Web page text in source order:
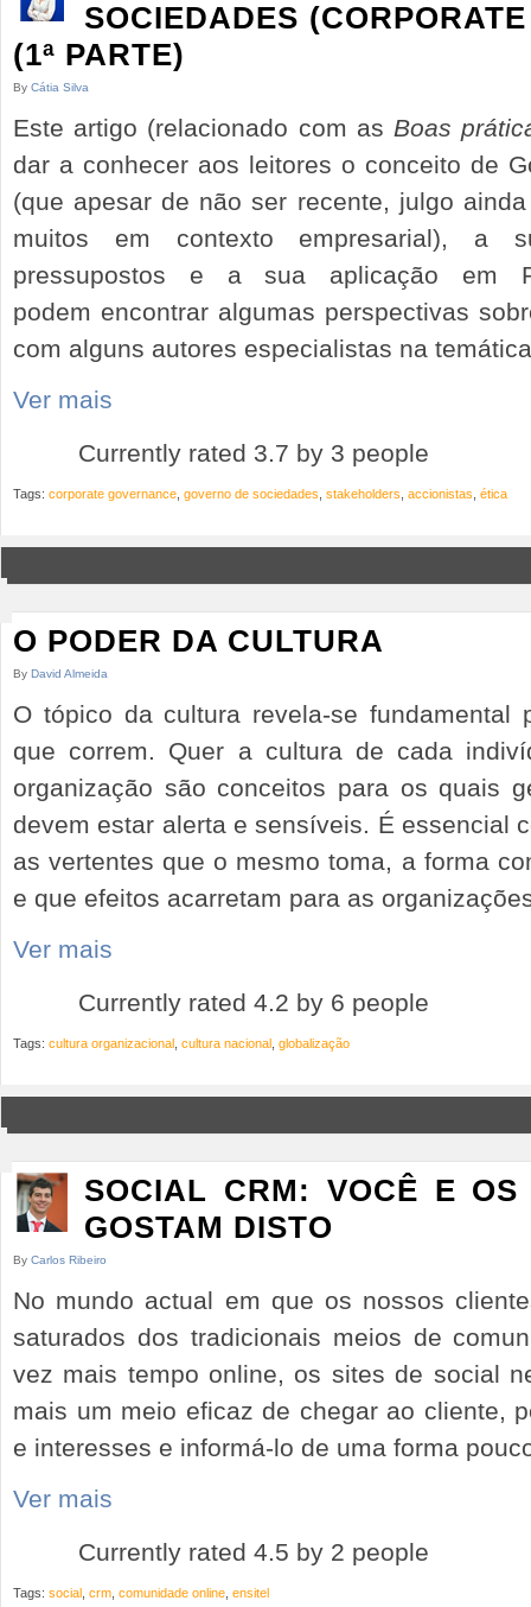
SOCIEDADES
(1ª PARTE)
By Cátia Silva
Este artigo (relacionado com as Boas
dar a conhecer aos leitores o conceito de
(que apesar de não ser recente, julgo
muitos em contexto empresarial), a
pressupostos e a sua aplicação em
podem encontrar algumas perspectivas
com alguns autores especialistas na
Ver mais
Currently rated 3.7 by 3 people
Tags: corporate governance governo de sociedades stakeholders accionistas ética
O PODER DA CULTURA
By David Almeida
O tópico da cultura revela-se fundamental
que correm. Quer a cultura de cada
organização são conceitos para os quais
devem estar alerta e sensíveis. É essencial
as vertentes que o mesmo toma, a forma
e que efeitos acarretam para as
Ver mais
Currently rated 4.2 by 6 people
Tags: cultura organizacional cultura nacional globalização
SOCIAL CRM: VOCÊ E OS
GOSTAM DISTO
By Carlos Ribeiro
No mundo actual em que os nossos
saturados dos tradicionais meios de
vez mais tempo online, os sites de social
mais um meio eficaz de chegar ao cliente,
e interesses e informá-lo de uma forma
Ver mais
Currently rated 4.5 by 2 people
Tags: social crm comunidade online ensitel